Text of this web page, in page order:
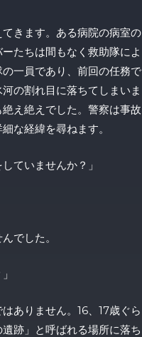
きます。ある病院の病室の
たちは間もなく救助隊によ
一員であり、前回の任務で
の割れ目に落ちてしまいま
え絶えでした。警察は事故
な経緯を尋ねます。
ていませんか？」
でした。
ありません。16、17歳ぐら
跡」と呼ばれる場所に落ち